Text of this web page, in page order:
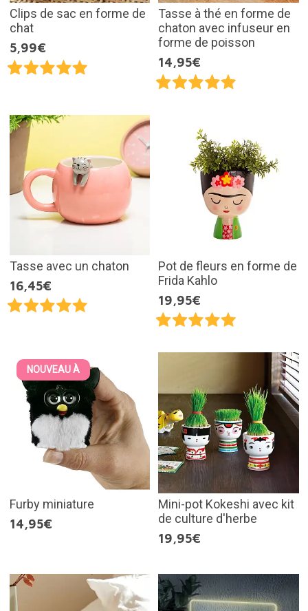
Clips de sac en forme de
chat
5,99€
Tasse à thé en forme de
chaton avec infuseur en
forme de poisson
14,95€
Tasse avec un chaton
16,45€
Pot de fleurs en forme de
Frida Kahlo
19,95€
NOUVEAU À
Furby miniature
14,95€
Mini-pot Kokeshi avec kit
de culture d'herbe
19,95€